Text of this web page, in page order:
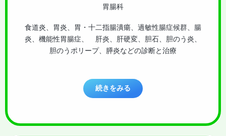
胃腸科
食道炎、胃炎、胃・十二指腸潰瘍、過敏性腸症候群、腸
炎、機能性胃腸症、 肝炎、肝硬変、胆石、胆のう炎、
胆のうポリープ、膵炎などの診断と治療
続きをみる